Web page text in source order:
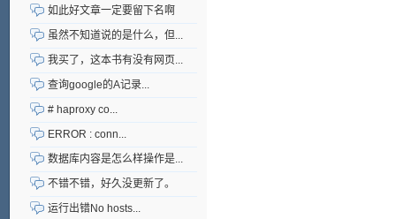
如此好文章一定要留下名啊
虽然不知道说的是什么，但...
我买了，这本书有没有网页...
查询google的A记录...
# haproxy co...
ERROR : conn...
数据库内容是怎么样操作是...
不错不错，好久没更新了。
运行出错No hosts...